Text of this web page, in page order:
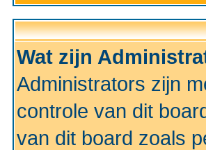
Wat zijn
Administrators zijn
controle van dit
van dit board zoals